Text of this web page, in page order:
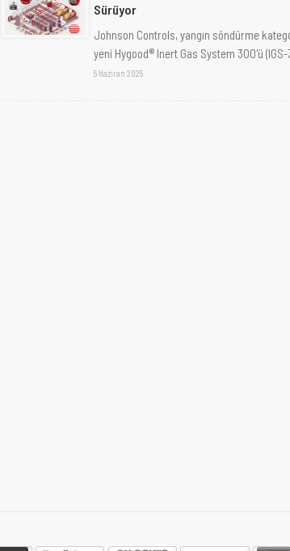
Sürüyor
Johnson Controls, yangın söndürme
yeni Hygood® Inert Gas System 300'ü
5 Haziran 2025